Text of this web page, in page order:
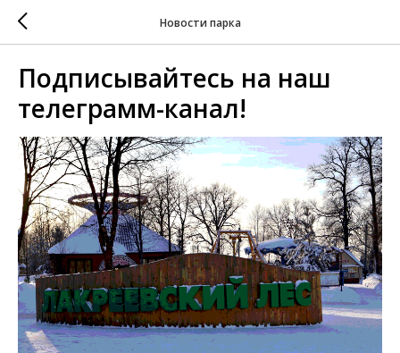
Новости парка
Подписывайтесь на наш
телеграмм-канал!